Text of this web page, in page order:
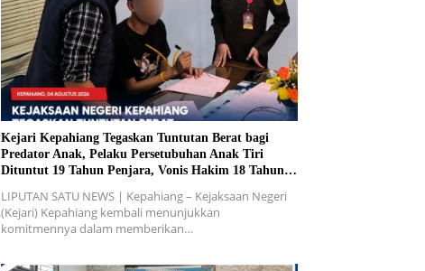
Kejari Kepahiang Tegaskan Tuntutan Berat bagi
Predator Anak, Pelaku Persetubuhan Anak Tiri
Dituntut 19 Tahun Penjara, Vonis Hakim 18 Tahun
LIPUTAN SATU NEWS | Kepahiang – Kejaksaan Negeri
(Kejari) Kepahiang kembali menunjukkan
komitmennya dalam memberikan…